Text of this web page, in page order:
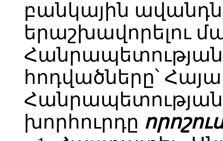
բանկային
երաշխավորելու
Հանրապետության
հոդվածները՝
խորհուրդը